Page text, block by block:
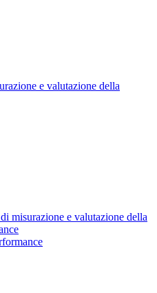
e valutazione della
misurazione e valutazione della